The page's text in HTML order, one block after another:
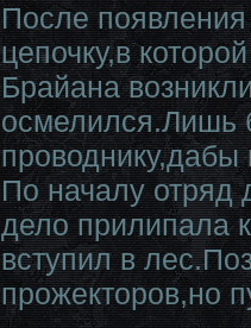
После появления
цепочку,в
Брайана
осмелился.Лишь
проводнику,дабы
По началу отряд
дело прилипала
вступил в
прожекторов,но